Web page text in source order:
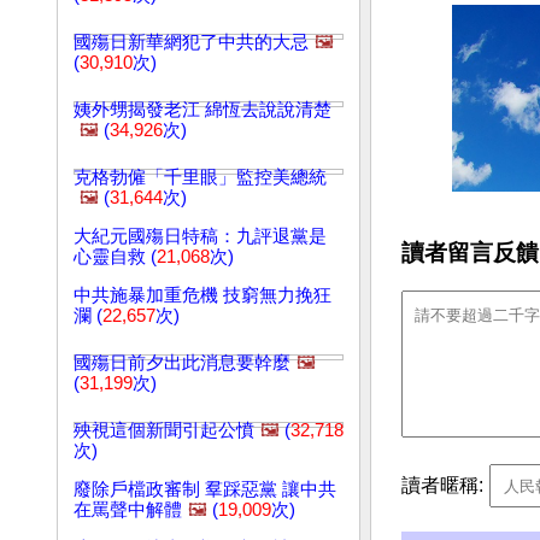
國殤日新華網犯了中共的大忌 🖼️
(30,910次)
姨外甥揭發老江 綿恆去說說清楚
🖼️ (34,926次)
克格勃僱「千里眼」監控美總統
🖼️ (31,644次)
大紀元國殤日特稿：九評退黨是
心靈自救 (21,068次)
中共施暴加重危機 技窮無力挽狂
瀾 (22,657次)
國殤日前夕出此消息要幹麼 🖼️
(31,199次)
殃視這個新聞引起公憤 🖼️(32,718
次)
廢除戶檔政審制 羣踩惡黨 讓中共
在罵聲中解體 🖼️ (19,009次)
讀者留言反
讀者暱稱: